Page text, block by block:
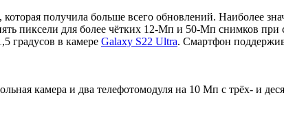
получила больше всего обновлений. Наиболее
пиксели для более чётких 12-Мп и 50-Мп снимков
градусов в камере Galaxy S22 Ultra. Смартфон
камера и два телефотомодуля на 10 Мп с трёх- и